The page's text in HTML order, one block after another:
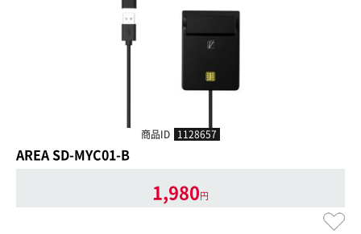
商品ID 1128657
AREA SD-MYC01-B
1,980円